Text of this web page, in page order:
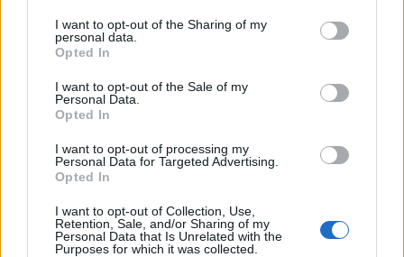
I want to opt-out of the Sharing of my
personal data.
Opted In
I want to opt-out of the Sale of my
Personal Data.
Opted In
I want to opt-out of processing my
Personal Data for Targeted Advertising.
Opted In
I want to opt-out of Collection, Use,
Retention, Sale, and/or Sharing of my
Personal Data that Is Unrelated with the
Purposes for which it was collected.
pandemiei
propus la Sănătate în